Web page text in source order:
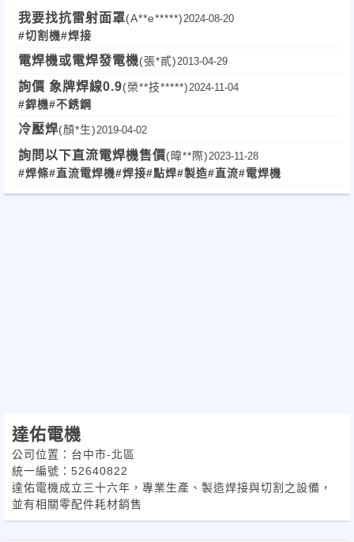
我要找抗雷射面罩(A**e*****) 2024-08-20
#切割機#焊接
電焊機或電焊發電機(張*貳) 2013-04-29
詢價 象牌焊線0.9(榮**技*****) 2024-11-04
#銲機#不銹鋼
冷壓焊(顏*生) 2019-04-02
詢問以下直流電焊機售價(暐**際) 2023-11-28
#焊條#直流電焊機#焊接#點焊#製造#直流#電焊機
達佑電機
公司位置：台中市-北區
統一編號：52640822
達佑電機成立三十六年，專業生產、製造焊接與切割之設備，
並有相關零配件耗材銷售